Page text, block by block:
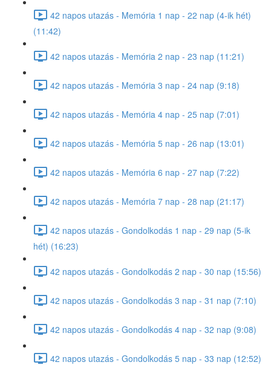
42 napos utazás - Memória 1 nap - 22 nap (4-ik hét)
(11:42)
42 napos utazás - Memória 2 nap - 23 nap (11:21)
42 napos utazás - Memória 3 nap - 24 nap (9:18)
42 napos utazás - Memória 4 nap - 25 nap (7:01)
42 napos utazás - Memória 5 nap - 26 nap (13:01)
42 napos utazás - Memória 6 nap - 27 nap (7:22)
42 napos utazás - Memória 7 nap - 28 nap (21:17)
42 napos utazás - Gondolkodás 1 nap - 29 nap (5-ik
hét) (16:23)
42 napos utazás - Gondolkodás 2 nap - 30 nap (15:56)
42 napos utazás - Gondolkodás 3 nap - 31 nap (7:10)
42 napos utazás - Gondolkodás 4 nap - 32 nap (9:08)
42 napos utazás - Gondolkodás 5 nap - 33 nap (12:52)